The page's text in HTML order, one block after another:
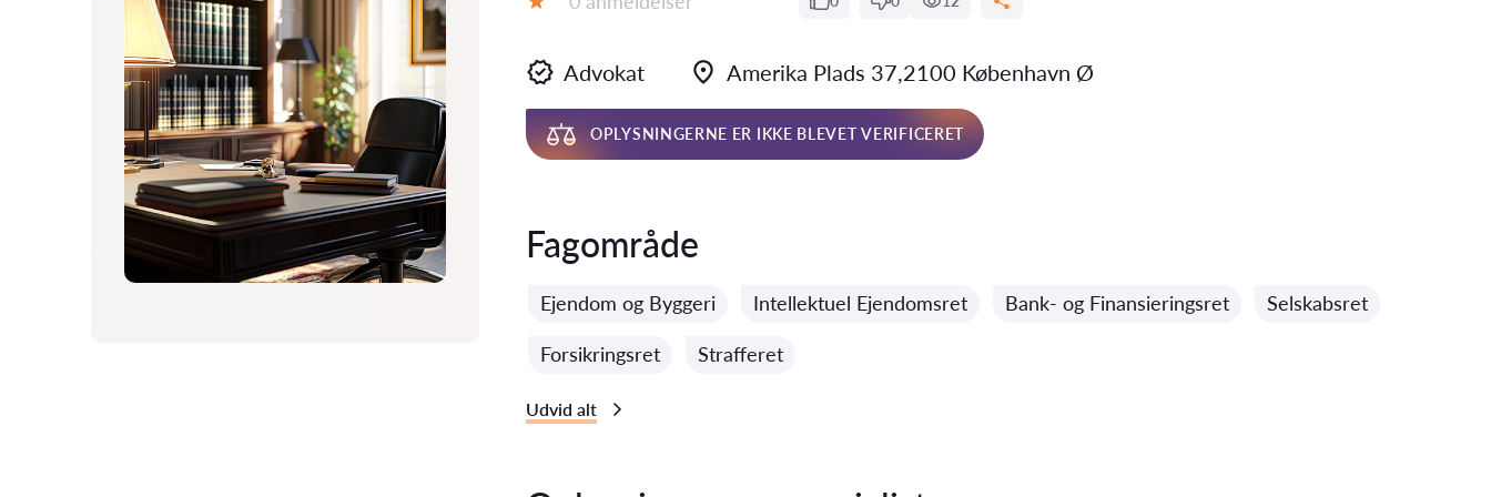
Advokat Amerika Plads 37,2100 København Ø
OPLYSNINGERNE ER IKKE BLEVET VERIFICERET
Fagområde
Ejendom og Byggeri Intellektuel Ejendomsret Bank- og Finansieringsret Selskabsret
Forsikringsret Strafferet
Udvid alt